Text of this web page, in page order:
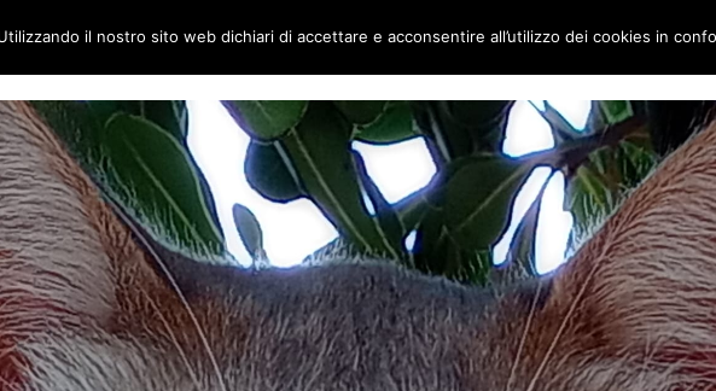
Dove siamo Guerra ai gatti Home Chi siamo Le Visite su appuntamento: al completo per
il nostro sito web dichiari di accettare e acconsentire all’utilizzo dei cookies in